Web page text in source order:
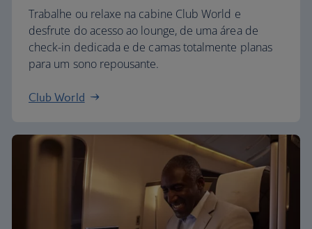
Trabalhe ou relaxe na cabine Club World e
desfrute do acesso ao lounge, de uma área de
check-in dedicada e de camas totalmente planas
para um sono repousante.
Club World